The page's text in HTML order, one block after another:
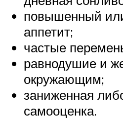
повышенный
аппетит;
частые
равнодушие и
окружающим;
заниженная
самооценка.